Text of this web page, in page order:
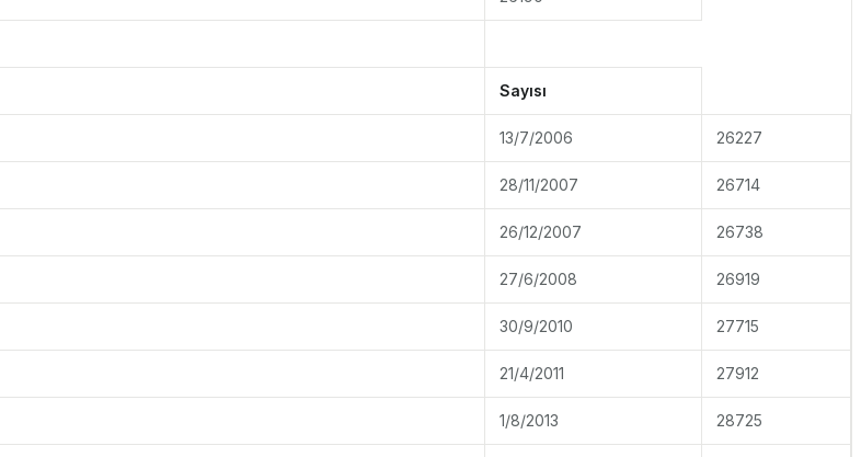
Sayısı
13/7/2006 26227
28/11/2007 26714
26/12/2007 26738
27/6/2008 26919
30/9/2010 27715
21/4/2011 27912
1/8/2013 28725